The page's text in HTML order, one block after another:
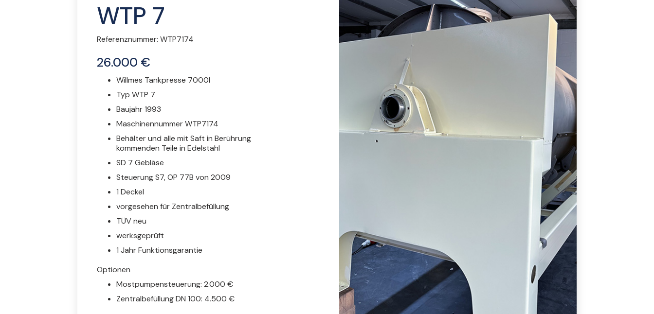
WTP 7
Referenznummer: WTP7174
26.000 €
Willmes Tankpresse 7000l
Typ WTP 7
Baujahr 1993
Maschinennummer WTP7174
Behälter und alle mit Saft in Berührung
kommenden Teile in Edelstahl
SD 7 Gebläse
Steuerung S7, OP 77B von 2009
1 Deckel
vorgesehen für Zentralbefüllung
TÜV neu
werksgeprüft
1 Jahr Funktionsgarantie
Optionen
Mostpumpensteuerung: 2.000 €
Zentralbefüllung DN 100: 4.500 €